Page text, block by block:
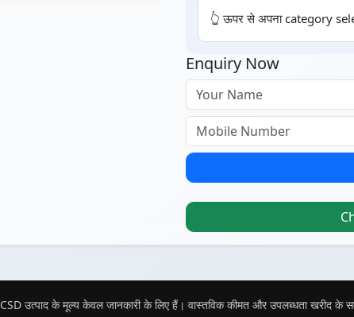
👆 ऊपर से अपना category
Enquiry Now
CSD उत्पाद के मूल्य केवल जानकारी के लिए हैं। वास्तविक कीमत और उपलब्धता खरीद के